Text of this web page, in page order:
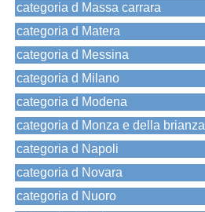
categoria d Massa carrara
categoria d Matera
categoria d Messina
categoria d Milano
categoria d Modena
categoria d Monza e della brianza
categoria d Napoli
categoria d Novara
categoria d Nuoro